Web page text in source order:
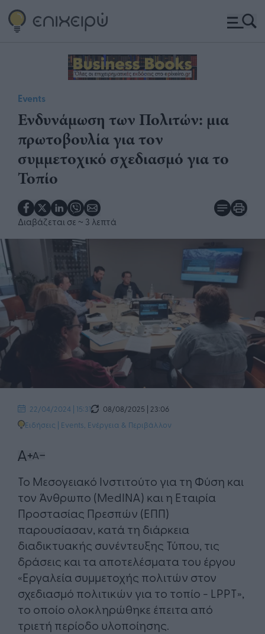
Events
Ενδυνάμωση των Πολιτών: μια
πρωτοβουλία για τον
συμμετοχικό σχεδιασμό για το
Τοπίο
Διαβάζεται σε ~ 3 λεπτά
22/04/2024 | 15:31
08/08/2025 | 23:06
Ειδήσεις | Events Ενέργεια & Περιβάλλον
Το Μεσογειακό Ινστιτούτο για τη Φύση και
τον Άνθρωπο (MedINA) και η Εταιρία
Προστασίας Πρεσπών (ΕΠΠ)
παρουσίασαν, κατά τη διάρκεια
διαδικτυακής συνέντευξης Τύπου, τις
δράσεις και τα αποτελέσματα του έργου
«Εργαλεία συμμετοχής πολιτών στον
σχεδιασμό πολιτικών για το τοπίο - LPPT»,
το οποίο ολοκληρώθηκε έπειτα από
τριετή περίοδο υλοποίησης.